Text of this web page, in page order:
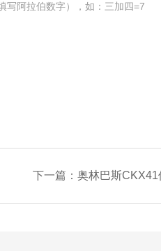
写阿拉伯数字），如：三加四=7
下一篇： 奥林巴斯